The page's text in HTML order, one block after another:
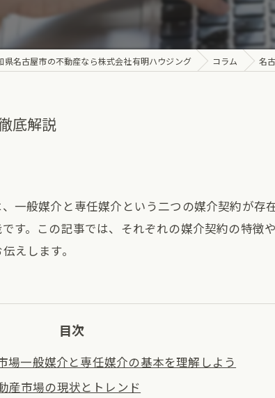
県名古屋市の不動産なら株式会社有明ハウジング コラム 名
底解説
一般媒介と専任媒介という二つの媒介契約が存
す。この記事では、それぞれの媒介契約の特徴
えします。
目次
場一般媒介と専任媒介の基本を理解しよう
産市場の現状とトレンド